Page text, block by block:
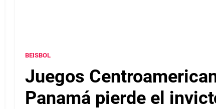
BEISBOL
Juegos
Panamá pierde el